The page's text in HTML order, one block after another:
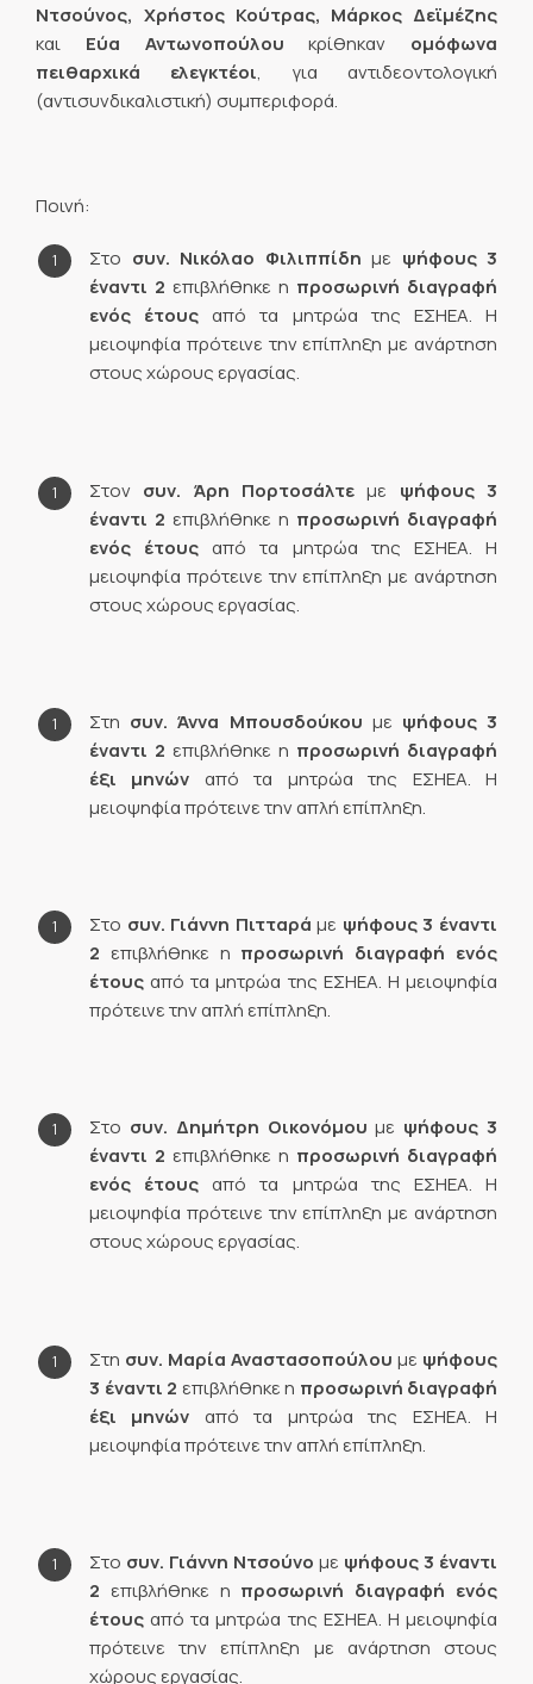
Ντσούνος, Χρήστος Κούτρας, Μάρκος Δεϊμέζης
και Εύα Αντωνοπούλουκρίθηκαν ομόφωνα
πειθαρχικά ελεγκτέοι, για αντιδεοντολογική
(αντισυνδικαλιστική) συμπεριφορά.
Ποινή:
Στο συν. Νικόλαο Φιλιππίδη με ψήφους 3
έναντι 2 επιβλήθηκε η προσωρινή διαγραφή
ενός έτους από τα μητρώα της ΕΣΗΕΑ. Η
μειοψηφία πρότεινε την επίπληξη με ανάρτηση
στους χώρους εργασίας.
Στον συν. Άρη Πορτοσάλτε με ψήφους 3
έναντι 2 επιβλήθηκε η προσωρινή διαγραφή
ενός έτους από τα μητρώα της ΕΣΗΕΑ. Η
μειοψηφία πρότεινε την επίπληξη με ανάρτηση
στους χώρους εργασίας.
Στη συν. Άννα Μπουσδούκου με ψήφους 3
έναντι 2 επιβλήθηκε η προσωρινή διαγραφή
έξι μηνών από τα μητρώα της ΕΣΗΕΑ. Η
μειοψηφία πρότεινε την απλή επίπληξη.
Στο συν. Γιάννη Πιτταρά με ψήφους 3 έναντι
2 επιβλήθηκε η προσωρινή διαγραφή ενός
έτους από τα μητρώα της ΕΣΗΕΑ. Η μειοψηφία
πρότεινε την απλή επίπληξη.
Στο συν. Δημήτρη Οικονόμου με ψήφους 3
έναντι 2 επιβλήθηκε η προσωρινή διαγραφή
ενός έτους από τα μητρώα της ΕΣΗΕΑ. Η
μειοψηφία πρότεινε την επίπληξη με ανάρτηση
στους χώρους εργασίας.
Στη συν. Μαρία Αναστασοπούλου με ψήφους
3 έναντι 2 επιβλήθηκε η προσωρινή διαγραφή
έξι μηνών από τα μητρώα της ΕΣΗΕΑ. Η
μειοψηφία πρότεινε την απλή επίπληξη.
Στο συν. Γιάννη Ντσούνο με ψήφους 3 έναντι
2 επιβλήθηκε η προσωρινή διαγραφή ενός
έτους από τα μητρώα της ΕΣΗΕΑ. Η μειοψηφία
πρότεινε την επίπληξη με ανάρτηση στους
χώρους εργασίας.